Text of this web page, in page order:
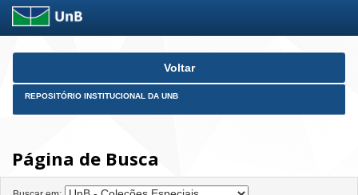
Skip
Voltar
REPOSITÓRIO INSTITUCIONAL DA UNB
Página de Busca